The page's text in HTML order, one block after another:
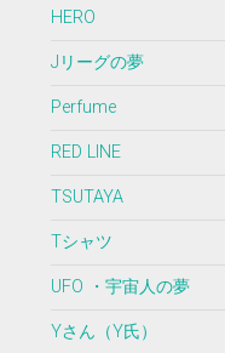
HERO
Jリーグの夢
Perfume
RED LINE
TSUTAYA
Tシャツ
UFO ・宇宙人の夢
Yさん（Y氏）